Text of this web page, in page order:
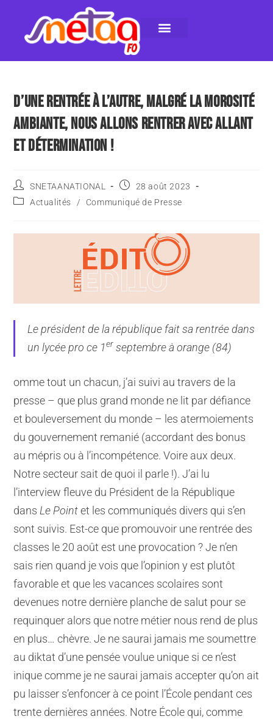
D’UNE RENTRÉE À L’AUTRE, MALGRÉ LA MOROSITÉ
AMBIANTE, NOUS ALLONS RENTRER AVEC ALLANT
ET DÉTERMINATION !
SNETAANATIONAL
28 août 2023
Actualités
/ Communiqué de Presse
Le président de la république fait sa rentrée dans
un lycée pro ce 1er septembre à orange (84)
omme tout un chacun, j’ai suivi au travers de la
presse – que plus grand monde ne lit par défiance
et bouleversement du monde – les atermoiements
du gouvernement remanié (accordant des bonus
au mépris ou à l’incompétence. Voire aux deux.
Notre secteur sait de quoi il parle !). J’ai lu
l’interview fleuve du Président de la République
dans Le Pointet les communiqués divers qui s’en
sont suivis. Est-ce que promouvoir une rentrée des
classes le 20 août est une provocation ? Je n’en
sais rien quand je vois que l’opinion y est plutôt
favorable et que les vacances scolaires sont
devenues notre dernière planche de salut pour se
requinquer alors que notre métier nous rend de plus
en plus… chèvre. Je ne saurai jamais me soumettre
au diktat d’une pensée voulue unique si ce n’est
inique comme je ne saurai jamais accepter qu’on ait
pu laisser s’enfoncer à ce point l’École pendant ces
trente dernières années. Notre École qui, comme